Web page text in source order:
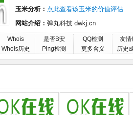
玉米分析： 点此查看该玉米的价值评估
网站介绍： 弹丸科技 dwkj.cn
Whois
Whois历史
是否B安
Ping检测
QQ检测
更多含义
友情
历史